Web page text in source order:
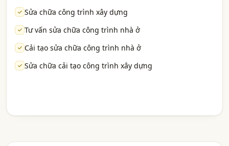
Sửa chữa công trình xây dựng
Tư vấn sửa chữa công trình nhà ở
Cải tạo sửa chữa công trình nhà ở
Sửa chữa cải tạo công trình xây dựng